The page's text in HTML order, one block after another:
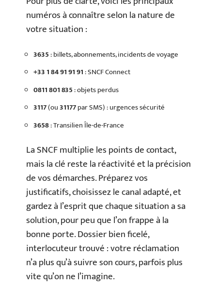
numéros à connaître selon la nature de
votre situation :
3635: billets, abonnements, incidents de voyage
+33 1 84 91 91 91: SNCF Connect
0811 801 835: objets perdus
3117(ou31177par SMS) : urgences sécurité
3658: Transilien Île-de-France
La SNCF multiplie les points de contact,
mais la clé reste la réactivité et la précision
de vos démarches. Préparez vos
justificatifs, choisissez le canal adapté, et
gardez à l’esprit que chaque situation a sa
solution, pour peu que l’on frappe à la
bonne porte. Dossier bien ficelé,
interlocuteur trouvé : votre réclamation
n’a plus qu’à suivre son cours, parfois plus
vite qu’on ne l’imagine.